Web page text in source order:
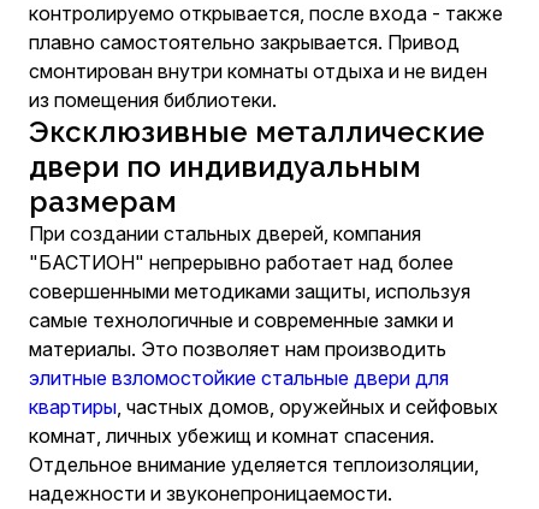
контролируемо открывается, после входа - также
плавно самостоятельно закрывается. Привод
смонтирован внутри комнаты отдыха и не виден
из помещения библиотеки.
Эксклюзивные металлические
двери по индивидуальным
размерам
При создании стальных дверей, компания
"БАСТИОН" непрерывно работает над более
совершенными методиками защиты, используя
самые технологичные и современные замки и
материалы. Это позволяет нам производить
элитные взломостойкие стальные двери для
квартиры, частных домов, оружейных и сейфовых
комнат, личных убежищ и комнат спасения.
Отдельное внимание уделяется теплоизоляции,
надежности и звуконепроницаемости.